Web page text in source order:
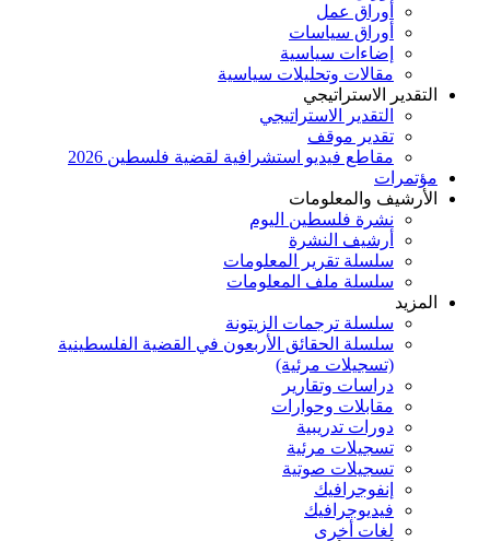
أوراق عمل
أوراق سياسات
إضاءات سياسية
مقالات وتحليلات سياسية
التقدير الاستراتيجي
التقدير الاستراتيجي
تقدير موقف
مقاطع فيديو استشرافية لقضية فلسطين 2026
مؤتمرات
الأرشيف والمعلومات
نشرة فلسطين اليوم
أرشيف النشرة
سلسلة تقرير المعلومات
سلسلة ملف المعلومات
المزيد
سلسلة ترجمات الزيتونة
سلسلة الحقائق الأربعون في القضية الفلسطينية
(تسجيلات مرئية)
دراسات وتقارير
مقابلات وحوارات
دورات تدريبية
تسجيلات مرئية
تسجيلات صوتية
إنفوجرافيك
فيديوجرافيك
لغات أخرى